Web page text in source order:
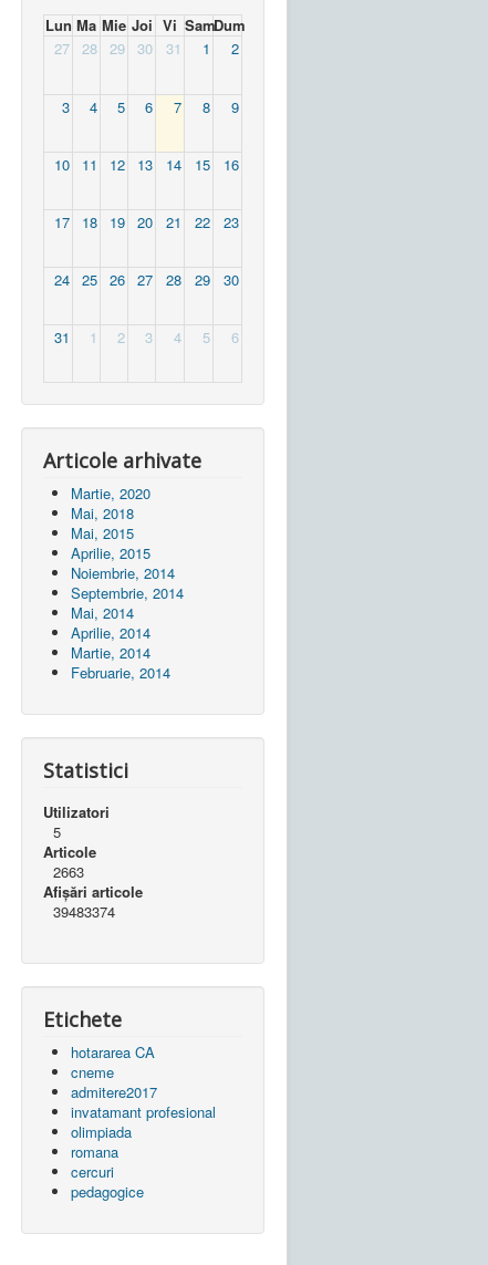
Lun Ma Mie Joi Vi SamDum
27
28 29 30 31 1 2
3 4 5 6 7 8 9
10 11 12 13 14 15 16
17 18 19 20 21 22 23
24 25 26 27 28 29 30
31 1 2 3 4 5 6
Articole arhivate
Martie, 2020
Mai, 2018
Mai, 2015
Aprilie, 2015
Noiembrie, 2014
Septembrie, 2014
Mai, 2014
Aprilie, 2014
Martie, 2014
Februarie, 2014
Statistici
Utilizatori
5
Articole
2663
Afișări articole
39483374
Etichete
hotararea CA
cneme
admitere2017
invatamant profesional
olimpiada
romana
cercuri
pedagogice